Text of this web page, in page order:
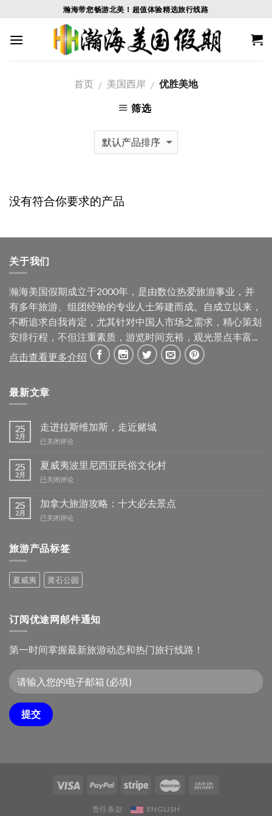
content
瀚海带您畅游北美！超值体验精选旅行线路
首页 / 美国西岸 / 优胜美地
筛选
没有符合你要求的产品
关于我们
瀚海美国假期成立于2000年，是由数位热爱旅游事业，并
有多年旅游、组团经验的专业人士筹建而成。自成立以来，
不断追求自我肯定，尤其针对中国人市场之需求，精心策划
安排行程，不但注重素质，游览时间充裕，观光景点丰富...
点击查看更多介绍
最新文章
25
2月
走进拉斯维加斯，走近赌城
走
拉
斯
维
斯，
走
城
已关闭评论
25
2月
夏威夷波里尼西亚民俗文化村
夏
夷
波
里
亚
俗
已关闭评论
25
2月
加拿大旅游攻略：十大必去景点
加
旅
略：
十
去
已关闭评论
旅游产品标签
夏威夷 黄石公园
订阅优途网邮件通知
第一时间掌握最新旅游动态和热门旅行线路！
责任条款 ENGLISH